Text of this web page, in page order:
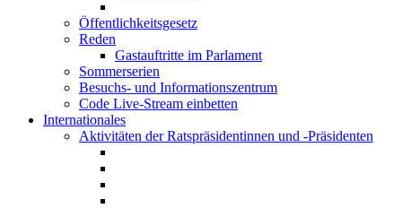
Öffentlichkeitsgesetz
Reden
Gastauftritte im Parlament
Sommerserien
Besuchs- und Informationszentrum
Code Live-Stream einbetten
Internationales
Aktivitäten der Ratspräsidentinnen und -Präsidenten